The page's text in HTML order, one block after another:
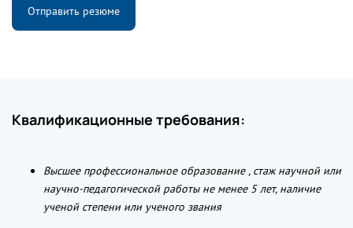
Отправить резюме
Квалификационные требования:
Высшее профессиональное образование , стаж научной или
научно-педагогической работы не менее 5 лет, наличие
ученой степени или ученого звания